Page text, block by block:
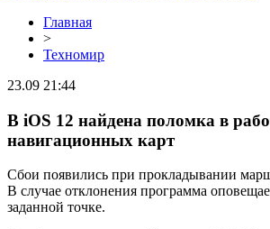
Главная
>
Техномир
23.09 21:44
В iOS 12 найдена поломка в
навигационных карт
Сбои появились при прокладывании
В случае отклонения программа
заданной точке.